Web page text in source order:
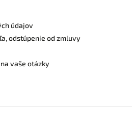
údajov
odstúpenie od zmluvy
vaše otázky